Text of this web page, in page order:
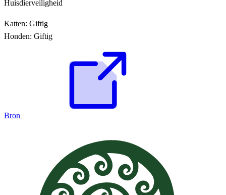
Huisdierveiligheid
Katten: Giftig
Honden: Giftig
Bron